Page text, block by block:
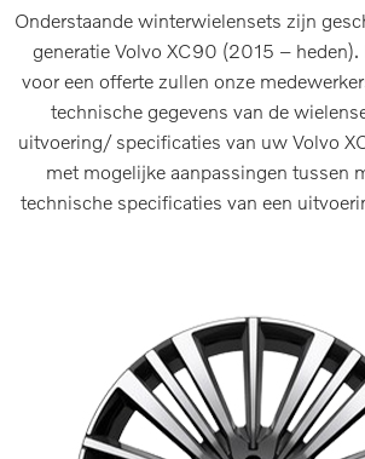
Onderstaande winterwielensets zijn
generatie Volvo XC90 (2015 – heden).
voor een offerte zullen onze
technische gegevens van de
uitvoering/ specificaties van uw Volvo
met mogelijke aanpassingen tussen
technische specificaties van een